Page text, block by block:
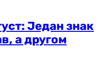
Један знак
а другом